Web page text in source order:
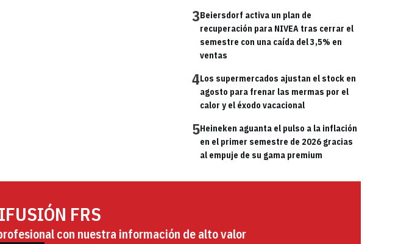
3Beiersdorf activa un plan de
recuperación para NIVEA tras cerrar el
semestre con una caída del 3,5% en
ventas
4Los supermercados ajustan el stock en
agosto para frenar las mermas por el
calor y el éxodo vacacional
5Heineken aguanta el pulso a la inflación
en el primer semestre de 2026 gracias
al empuje de su gama premium
FRS
con nuestra información de alto valor